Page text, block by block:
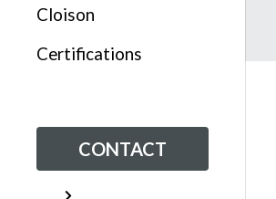
Cloison
Certifications
CONTACT